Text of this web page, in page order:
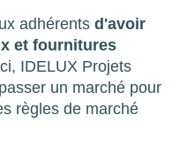
adhérentsd'avoir
et fournitures
IDELUX Projets
un marché pour
règles de marché